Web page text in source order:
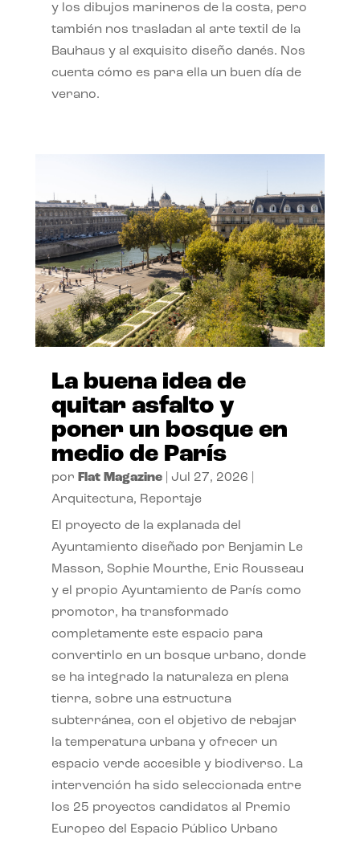
y los dibujos marineros de la costa, pero
también nos trasladan al arte textil de la
Bauhaus y al exquisito diseño danés. Nos
cuenta cómo es para ella un buen día de
verano.
La buena idea de
quitar asfalto y
poner un bosque en
medio de París
por Flat Magazine| Jul 27, 2026
Arquitectura, Reportaje
El proyecto de la explanada del
Ayuntamiento diseñado por Benjamin Le
Masson, Sophie Mourthe, Eric Rousseau
y el propio Ayuntamiento de París como
promotor, ha transformado
completamente este espacio para
convertirlo en un bosque urbano, donde
se ha integrado la naturaleza en plena
tierra, sobre una estructura
subterránea, con el objetivo de rebajar
la temperatura urbana y ofrecer un
espacio verde accesible y biodiverso. La
intervención ha sido seleccionada entre
los 25 proyectos candidatos al Premio
Europeo del Espacio Público Urbano